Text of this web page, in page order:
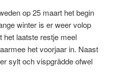
op 25 maart het begin
winter is er weer volop
het laatste restje meel
het voorjaar in. Naast
sylt och vispgrädde ofwel